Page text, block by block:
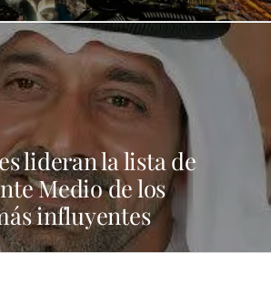
lideran la lista de
Medio de los
influyentes